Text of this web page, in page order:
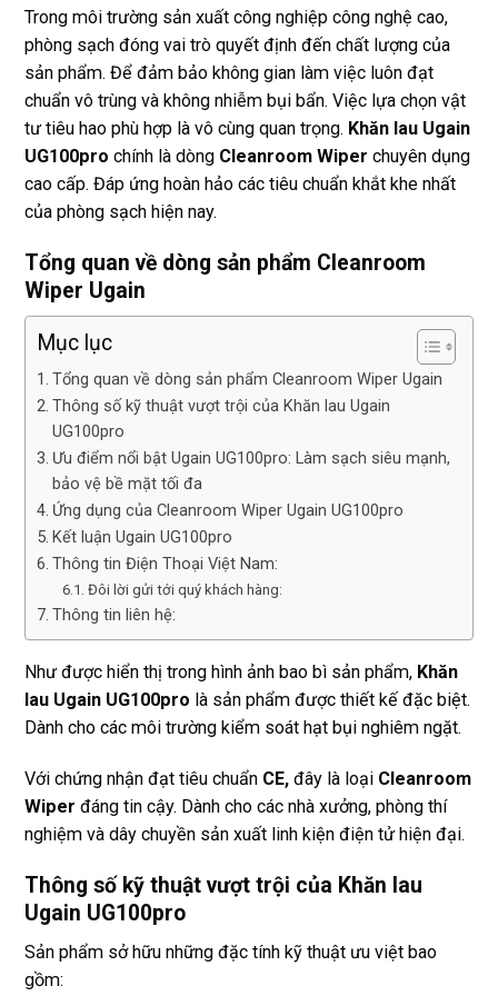
phí.
Rất
tôt
bền
Trong môi trường sản xuất công nghiệp công nghệ cao,
phòng sạch đóng vai trò quyết định đến chất lượng của
sản phẩm. Để đảm bảo không gian làm việc luôn đạt
chuẩn vô trùng và không nhiễm bụi bẩn. Việc lựa chọn vật
tư tiêu hao phù hợp là vô cùng quan trọng. Khăn lau Ugain
UG100pro chính là dòng Cleanroom Wiper chuyên dụng
cao cấp. Đáp ứng hoàn hảo các tiêu chuẩn khắt khe nhất
của phòng sạch hiện nay.
Tổng quan về dòng sản phẩm Cleanroom
Wiper Ugain
Mục lục
Tổng quan về dòng sản phẩm Cleanroom Wiper Ugain
Thông số kỹ thuật vượt trội của Khăn lau Ugain
UG100pro
Ưu điểm nổi bật Ugain UG100pro: Làm sạch siêu mạnh,
bảo vệ bề mặt tối đa
Ứng dụng của Cleanroom Wiper Ugain UG100pro
Kết luận Ugain UG100pro
Thông tin Điện Thoại Việt Nam:
Đôi lời gửi tới quý khách hàng:
Thông tin liên hệ:
Như được hiển thị trong hình ảnh bao bì sản phẩm, Khăn
lau Ugain UG100pro là sản phẩm được thiết kế đặc biệt.
Dành cho các môi trường kiểm soát hạt bụi nghiêm ngặt.
Với chứng nhận đạt tiêu chuẩn CE, đây là loại Cleanroom
Wiper đáng tin cậy. Dành cho các nhà xưởng, phòng thí
nghiệm và dây chuyền sản xuất linh kiện điện tử hiện đại.
Thông số kỹ thuật vượt trội của Khăn lau
Ugain UG100pro
Sản phẩm sở hữu những đặc tính kỹ thuật ưu việt bao
gồm: